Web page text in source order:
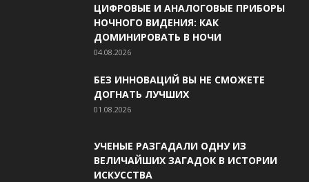
ЦИФРОВЫЕ И АНАЛОГОВЫЕ ПРИБОРЫ
НОЧНОГО ВИДЕНИЯ: КАК
ДОМИНИРОВАТЬ В НОЧИ
04.08.2026
БЕЗ ИННОВАЦИЙ ВЫ НЕ СМОЖЕТЕ
ДОГНАТЬ ЛУЧШИХ
01.08.2026
УЧЕНЫЕ РАЗГАДАЛИ ОДНУ ИЗ
ВЕЛИЧАЙШИХ ЗАГАДОК В ИСТОРИИ
ИСКУССТВА